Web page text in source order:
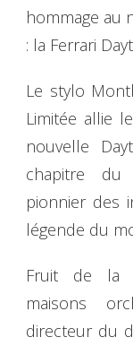
hommage au
: la Ferrari
Le stylo
Limitée allie
nouvelle
chapitre du
pionnier des
légende du
Fruit de la
maisons
directeur du